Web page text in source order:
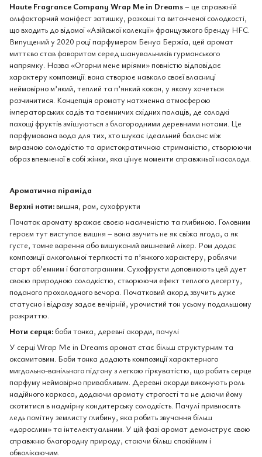
Haute Fragrance Company Wrap Me in Dreams– це справжній
ольфакторний маніфест затишку, розкоші та витонченої солодкості,
що входить до відомої «Азійської колекції» французького бренду HFC.
Випущений у 2020 році парфумером Бенуа Бержіа, цей аромат
миттєво став фаворитом серед шанувальників гурманського
напрямку. Назва «Огорни мене мріями» повністю відповідає
характеру композиції: вона створює навколо своєї власниці
неймовірно м’який, теплий та п’янкий кокон, у якому хочеться
розчинитися. Концепція аромату натхненна атмосферою
імператорських садів та таємничих східних палаців, де солодкі
пахощі фруктів змішуються з благородними деревними нотами. Це
парфумована вода для тих, хто шукає ідеальний баланс між
виразною солодкістю та аристократичною стриманістю, створюючи
образ впевненої в собі жінки, яка цінує моменти справжньої насолоди.
Ароматична піраміда
Верхні ноти: вишня, ром, сухофрукти
Початок аромату вражає своєю насиченістю та глибиною. Головним
героєм тут виступає вишня – вона звучить не як свіжа ягода, а як
густе, томне варення або вишуканий вишневий лікер. Ром додає
композиції алкогольної терпкості та п’янкого характеру, роблячи
старт об’ємним і багатогранним. Сухофрукти доповнюють цей дует
своєю природною солодкістю, створюючи ефект теплого десерту,
поданого прохолодного вечора. Початковий акорд звучить дуже
статусно і відразу задає вечірній, урочистий тон усьому подальшому
розкриттю.
Ноти серця: боби тонка, деревні акорди, пачулі
У серці Wrap Me in Dreams аромат стає більш структурним та
оксамитовим. Боби тонка додають композиції характерного
мигдально-ванільного підтону з легкою гіркуватістю, що робить серце
парфуму неймовірно привабливим. Деревні акорди виконують роль
надійного каркаса, додаючи аромату строгості та не даючи йому
скотитися в надмірну кондитерську солодкість. Пачулі привносять
ледь помітну землисту глибину, яка робить звучання більш
«дорослим» та інтелектуальним. У цій фазі аромат демонструє свою
справжню благородну природу, стаючи більш спокійним і
обволікаючим.